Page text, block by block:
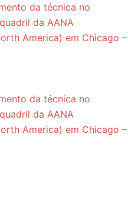
da técnica no
da AANA
America) em Chicago –
da técnica no
da AANA
America) em Chicago –